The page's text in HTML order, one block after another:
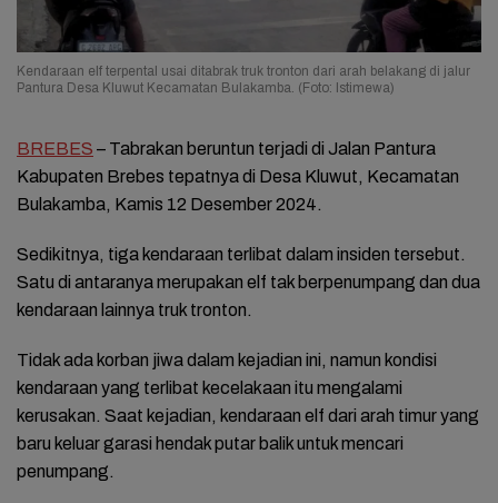
Kendaraan elf terpental usai ditabrak truk tronton dari arah belakang di jalur
Pantura Desa Kluwut Kecamatan Bulakamba. (Foto: Istimewa)
BREBES – Tabrakan beruntun terjadi di Jalan Pantura
Kabupaten Brebes tepatnya di Desa Kluwut, Kecamatan
Bulakamba, Kamis 12 Desember 2024.
Sedikitnya, tiga kendaraan terlibat dalam insiden tersebut.
Satu di antaranya merupakan elf tak berpenumpang dan dua
kendaraan lainnya truk tronton.
Tidak ada korban jiwa dalam kejadian ini, namun kondisi
kendaraan yang terlibat kecelakaan itu mengalami
kerusakan. Saat kejadian, kendaraan elf dari arah timur yang
baru keluar garasi hendak putar balik untuk mencari
penumpang.